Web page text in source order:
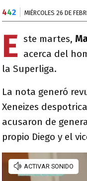
442 MIÉRCOLES 26 DE
E ste martes,
acerca del
la Superliga.
La nota generó
Xeneizes
acusaron de
propio Diego y el